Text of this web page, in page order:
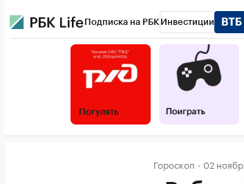
Подписка на РБК Инвестиции
Погулять
Гороскоп 02